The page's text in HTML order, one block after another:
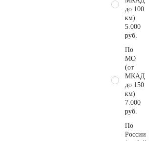
до 100
км)
5.000
руб.
По
МО
(от
МКАД
до 150
км)
7.000
руб.
По
России